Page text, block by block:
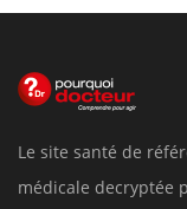
Le site santé de
médicale decryptée